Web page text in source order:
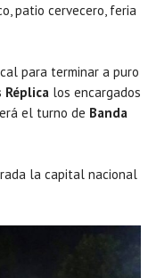
patio cervecero, feria
para terminar a puro
Réplica los encargados
el turno de Banda
la capital nacional